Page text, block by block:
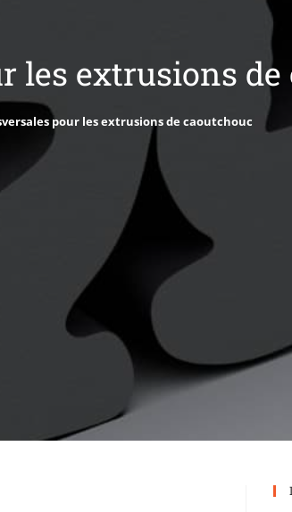
les extrusions
pour les extrusions de caoutchouc